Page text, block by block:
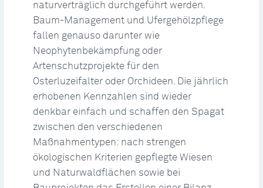
naturverträglich durchgeführt werden.
Baum-Management und Ufergehölzpflege
fallen genauso darunter wie
Neophytenbekämpfung oder
Artenschutzprojekte für den
Osterluzeifalter oder Orchideen. Die jährlich
erhobenen Kennzahlen sind wieder
denkbar einfach und schaffen den Spagat
zwischen den verschiedenen
Maßnahmentypen: nach strengen
ökologischen Kriterien gepflegte Wiesen
und Naturwaldflächen sowie bei